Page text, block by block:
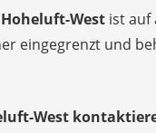
West ist auf
eingegrenzt und
West